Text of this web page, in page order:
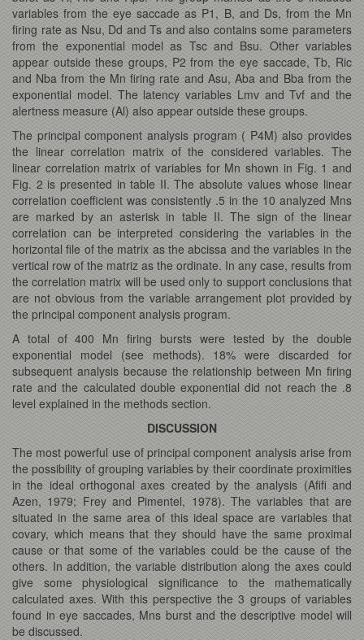
variables from the eye saccade as P1, B, and Ds, from the Mn
firing rate as Nsu, Dd and Ts and also contains some parameters
from the exponential model as Tsc and Bsu. Other variables
appear outside these groups, P2 from the eye saccade, Tb, Ric
and Nba from the Mn firing rate and Asu, Aba and Bba from the
exponential model. The latency variables Lmv and Tvf and the
alertness measure (Al) also appear outside these groups.
The principal component analysis program ( P4M) also provides
the linear correlation matrix of the considered variables. The
linear correlation matrix of variables for Mn shown in Fig. 1 and
Fig. 2 is presented in table II. The absolute values whose linear
correlation coefficient was consistently .5 in the 10 analyzed Mns
are marked by an asterisk in table II. The sign of the linear
correlation can be interpreted considering the variables in the
horizontal file of the matrix as the abcissa and the variables in the
vertical row of the matriz as the ordinate. In any case, results from
the correlation matrix will be used only to support conclusions that
are not obvious from the variable arrangement plot provided by
the principal component analysis program.
A total of 400 Mn firing bursts were tested by the double
exponential model (see methods). 18% were discarded for
subsequent analysis because the relationship between Mn firing
rate and the calculated double exponential did not reach the .8
level explained in the methods section.
DISCUSSION
The most powerful use of principal component analysis arise from
the possibility of grouping variables by their coordinate proximities
in the ideal orthogonal axes created by the analysis (Afifi and
Azen, 1979; Frey and Pimentel, 1978). The variables that are
situated in the same area of this ideal space are variables that
covary, which means that they should have the same proximal
cause or that some of the variables could be the cause of the
others. In addition, the variable distribution along the axes could
give some physiological significance to the mathematically
calculated axes. With this perspective the 3 groups of variables
found in eye saccades, Mns burst and the descriptive model will
be discussed.